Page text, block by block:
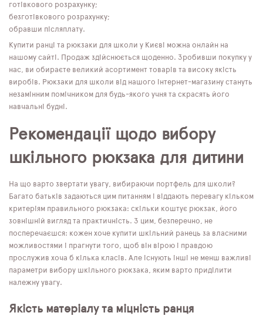
готівкового розрахунку;
безготівкового розрахунку;
обравши післяплату.
Купити ранці та рюкзаки для школи у Києві можна онлайн на
нашому сайті. Продаж здійснюється щоденно. Зробивши покупку у
нас, ви обираєте великий асортимент товарів та високу якість
виробів. Рюкзаки для школи від нашого інтернет-магазину стануть
незамінним помічником для будь-якого учня та скрасять його
навчальні будні.
Рекомендації щодо вибору
шкільного рюкзака для дитини
На що варто звертати увагу, вибираючи портфель для школи?
Багато батьків задаються цим питанням і віддають перевагу кільком
критеріям правильного рюкзака: скільки коштує рюкзак, його
зовнішній вигляд та практичність. З цим, безперечно, не
посперечаєшся: кожен хоче купити шкільний ранець за власними
можливостями і прагнути того, щоб він вірою і правдою
прослужив хоча б кілька класів. Але існують інші не менш важливі
параметри вибору шкільного рюкзака, яким варто приділити
належну увагу.
Якість матеріалу та міцність ранця